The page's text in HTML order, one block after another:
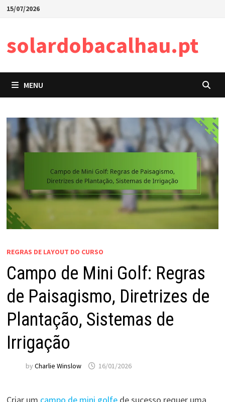
Skip15/07/2026
solardobacalhau.pt
MENU
REGRAS DE LAYOUT DO CURSO
Campo de Mini Golf: Regras
de Paisagismo, Diretrizes de
Plantação, Sistemas de
Irrigação
by Charlie Winslow 16/01/2026
Criar um campo de mini golfede sucesso requer uma